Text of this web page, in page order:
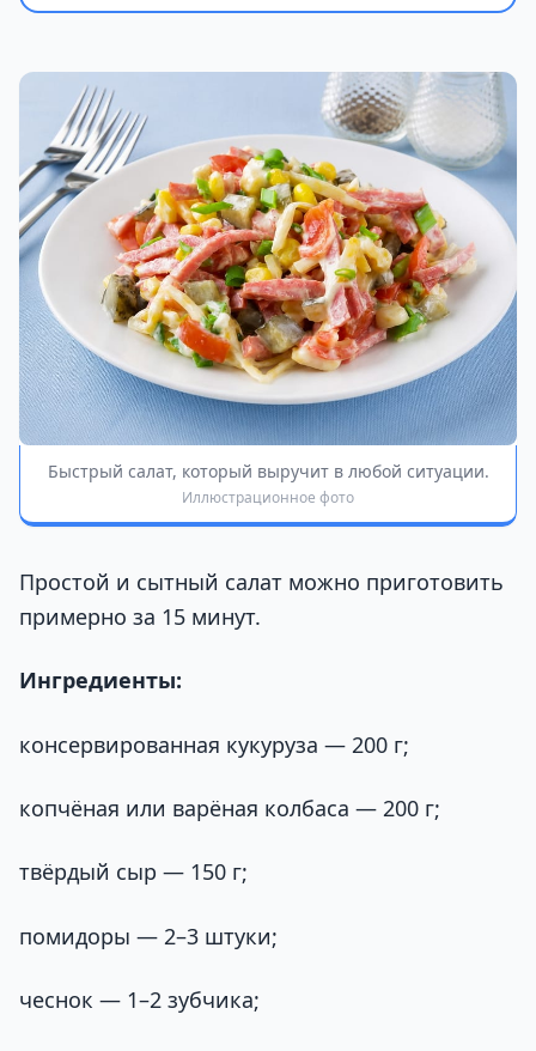
Быстрый салат, который выручит в любой ситуации.
Иллюстрационное фото
Простой и сытный салат можно приготовить
примерно за 15 минут.
Ингредиенты:
консервированная кукуруза — 200 г;
копчёная или варёная колбаса — 200 г;
твёрдый сыр — 150 г;
помидоры — 2–3 штуки;
чеснок — 1–2 зубчика;